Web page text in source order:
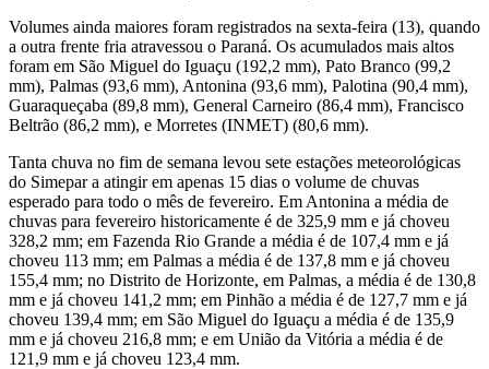
Volumes ainda maiores foram registrados na sexta-feira (13), quando
a outra frente fria atravessou o Paraná. Os acumulados mais altos
foram em São Miguel do Iguaçu (192,2 mm), Pato Branco (99,2
mm), Palmas (93,6 mm), Antonina (93,6 mm), Palotina (90,4 mm),
Guaraqueçaba (89,8 mm), General Carneiro (86,4 mm), Francisco
Beltrão (86,2 mm), e Morretes (INMET) (80,6 mm).
Tanta chuva no fim de semana levou sete estações meteorológicas
do Simepar a atingir em apenas 15 dias o volume de chuvas
esperado para todo o mês de fevereiro. Em Antonina a média de
chuvas para fevereiro historicamente é de 325,9 mm e já choveu
328,2 mm; em Fazenda Rio Grande a média é de 107,4 mm e já
choveu 113 mm; em Palmas a média é de 137,8 mm e já choveu
155,4 mm; no Distrito de Horizonte, em Palmas, a média é de 130,8
mm e já choveu 141,2 mm; em Pinhão a média é de 127,7 mm e já
choveu 139,4 mm; em São Miguel do Iguaçu a média é de 135,9
mm e já choveu 216,8 mm; e em União da Vitória a média é de
121,9 mm e já choveu 123,4 mm.